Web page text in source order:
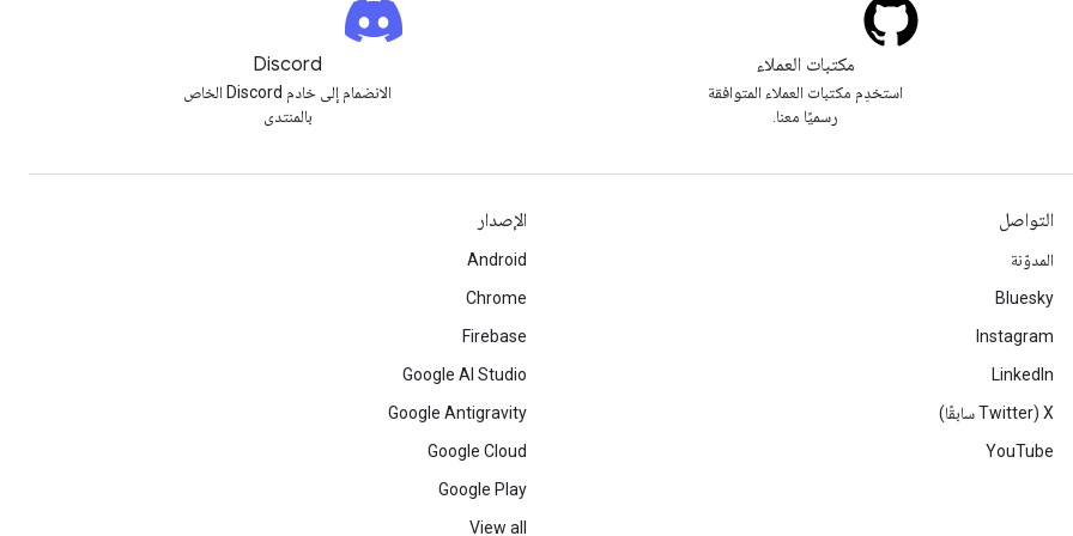
مكتبات العملاء
استخدِم مكتبات العملاء المتوافقة
رسميًا معنا.
Discord
الانضمام إلى خادم Discord الخاص
بالمنتدى
التواصل
المدوّنة
Bluesky
Instagram
LinkedIn
‫X ‏(Twitter سابقًا)
YouTube
الإصدار
Android
Chrome
Firebase
Google AI Studio
Google Antigravity
Google Cloud
Google Play
View all